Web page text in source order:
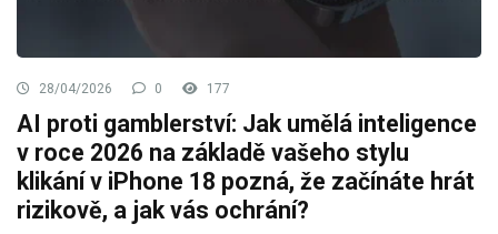
28/04/2026 0 177
AI proti gamblerství: Jak umělá inteligence
v roce 2026 na základě vašeho stylu
klikání v iPhone 18 pozná, že začínáte hrát
rizikově, a jak vás ochrání?